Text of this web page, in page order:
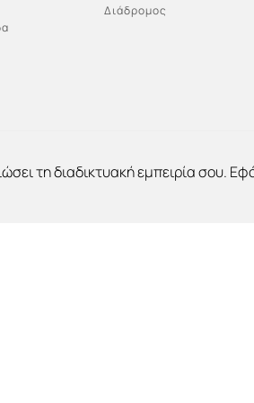
Διάδρομος
τη διαδικτυακή εμπειρία σου.